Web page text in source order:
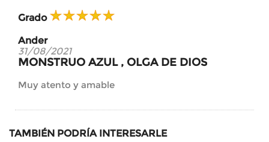
Grado
Ander
31/08/2021
MONSTRUO AZUL , OLGA DE DIOS
Muy atento y amable
TAMBIÉN PODRÍA INTERESARLE